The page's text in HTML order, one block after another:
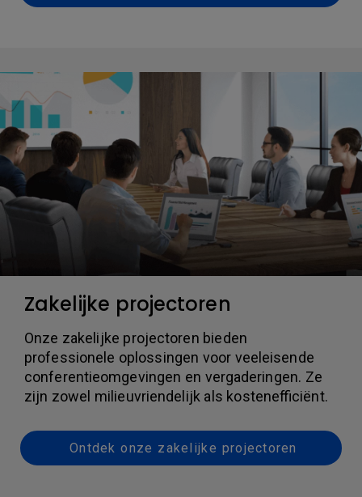
Zakelijke projectoren
Onze zakelijke projectoren bieden
professionele oplossingen voor veeleisende
conferentieomgevingen en vergaderingen. Ze
zijn zowel milieuvriendelijk als kostenefficiënt.
Ontdek onze zakelijke projectoren